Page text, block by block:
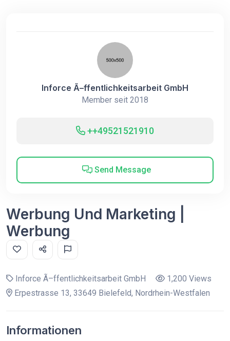
Inforce Ã–ffentlichkeitsarbeit GmbH
Member seit 2018
++49521521910
Send Message
Werbung Und Marketing |
Werbung
Inforce Ã–ffentlichkeitsarbeit GmbH
1,200 Views
Erpestrasse 13, 33649 Bielefeld, Nordrhein-Westfalen
Informationen